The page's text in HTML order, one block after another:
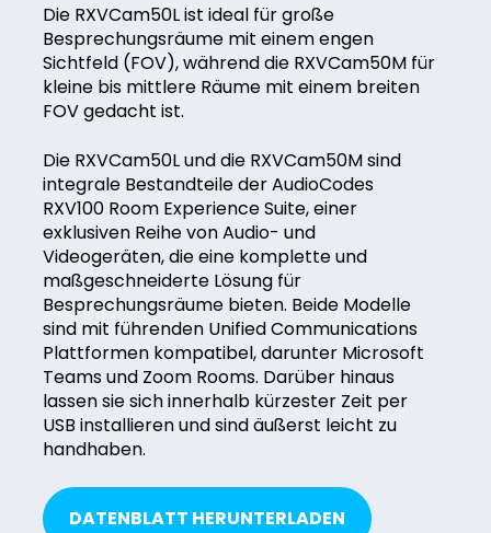
Die RXVCam50L ist ideal für große
Besprechungsräume mit einem engen
Sichtfeld (FOV), während die RXVCam50M für
kleine bis mittlere Räume mit einem breiten
FOV gedacht ist.
Die RXVCam50L und die RXVCam50M sind
integrale Bestandteile der AudioCodes
RXV100 Room Experience Suite, einer
exklusiven Reihe von Audio- und
Videogeräten, die eine komplette und
maßgeschneiderte Lösung für
Besprechungsräume bieten. Beide Modelle
sind mit führenden Unified Communications
Plattformen kompatibel, darunter Microsoft
Teams und Zoom Rooms. Darüber hinaus
lassen sie sich innerhalb kürzester Zeit per
USB installieren und sind äußerst leicht zu
handhaben.
DATENBLATT HERUNTERLADEN